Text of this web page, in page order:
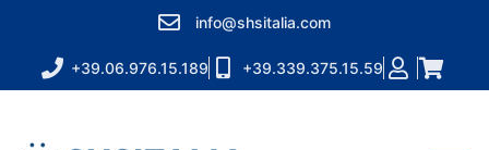
info@shsitalia.com
+39.06.976.15.189 +39.339.375.15.59